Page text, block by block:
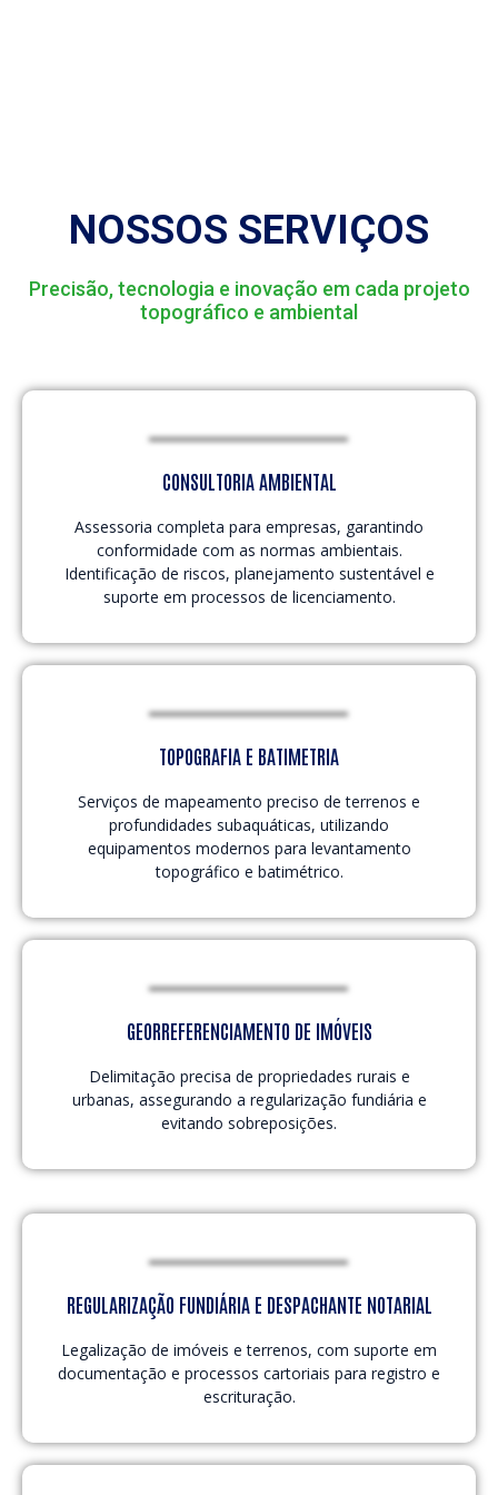
NOSSOS SERVIÇOS
Precisão, tecnologia e inovação em cada projeto
topográfico e ambiental
CONSULTORIA AMBIENTAL
Assessoria completa para empresas, garantindo
conformidade com as normas ambientais.
Identificação de riscos, planejamento sustentável e
suporte em processos de licenciamento.
TOPOGRAFIA E BATIMETRIA
Serviços de mapeamento preciso de terrenos e
profundidades subaquáticas, utilizando
equipamentos modernos para levantamento
topográfico e batimétrico.
GEORREFERENCIAMENTO DE IMÓVEIS
Delimitação precisa de propriedades rurais e
urbanas, assegurando a regularização fundiária e
evitando sobreposições.
REGULARIZAÇÃO FUNDIÁRIA E DESPACHANTE NOTARIAL
Legalização de imóveis e terrenos, com suporte em
documentação e processos cartoriais para registro e
escrituração.